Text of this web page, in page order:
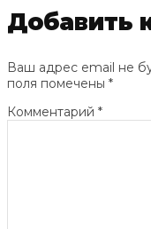
Добавить
Ваш адрес email не
поля помечены *
Комментарий *